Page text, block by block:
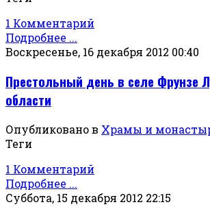
1 Комментарий
Подробнее ...
Воскресенье, 16 декабря 2012 00:40
Престольный день в селе Фрунзе
области
Опубликовано в Храмы и
Теги
1 Комментарий
Подробнее ...
Суббота, 15 декабря 2012 22:15